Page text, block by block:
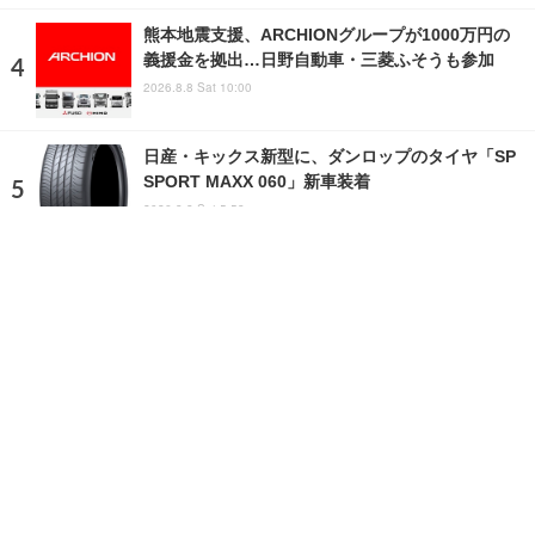
熊本地震支援、ARCHIONグループが1000万円の
義援金を拠出…日野自動車・三菱ふそうも参加
2026.8.8 Sat 10:00
日産・キックス新型に、ダンロップのタイヤ「SP
SPORT MAXX 060」新車装着
2026.8.8 Sat 5:58